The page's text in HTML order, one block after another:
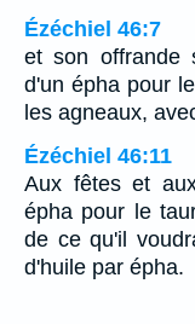
Ézéchiel 46:7
et son offrande
d'un épha pour
les agneaux,
Ézéchiel 46:11
Aux fêtes et
épha pour le
de ce qu'il
d'huile par épha.